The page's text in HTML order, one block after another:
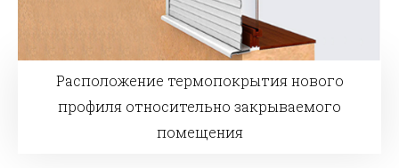
Расположение термопокрытия нового
профиля относительно закрываемого
помещения